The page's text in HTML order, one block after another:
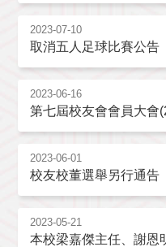
2023-07-10
取消五人足球比賽公告
2023-06-16
第七屆校友會會員大會
2023-06-01
校友校董選舉另行通告
2023-05-21
本校梁嘉傑主任、謝恩